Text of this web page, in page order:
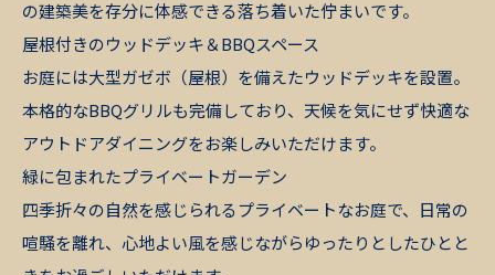
の建築美を存分に体感できる落ち着いた佇まいです。
屋根付きのウッドデッキ＆BBQスペース
お庭には大型ガゼボ（屋根）を備えたウッドデッキを設置。
本格的なBBQグリルも完備しており、天候を気にせず快適な
アウトドアダイニングをお楽しみいただけます。
緑に包まれたプライベートガーデン
四季折々の自然を感じられるプライベートなお庭で、日常の
喧騒を離れ、心地よい風を感じながらゆったりとしたひとと